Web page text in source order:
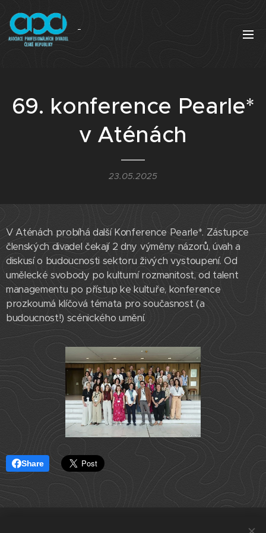
69. konference Pearle*
v Aténách
23.05.2025
V Aténách probíhá další Konference Pearle*. Zástupce
členských divadel čekají 2 dny výměny názorů, úvah a
diskusí o budoucnosti sektoru živých vystoupení. Od
umělecké svobody po kulturní rozmanitost, od talent
managementu po přístup ke kultuře, konference
prozkoumá klíčová témata pro současnost (a
budoucnost!) scénického umění.
Share